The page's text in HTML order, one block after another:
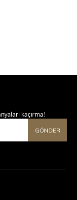
kaçırma!
GÖNDER